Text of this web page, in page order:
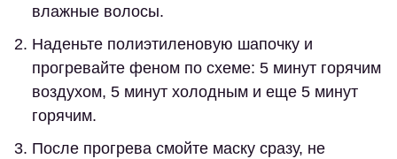
влажные волосы.
Наденьте полиэтиленовую шапочку и
прогревайте феном по схеме: 5 минут горячим
воздухом, 5 минут холодным и еще 5 минут
горячим.
После прогрева смойте маску сразу, не